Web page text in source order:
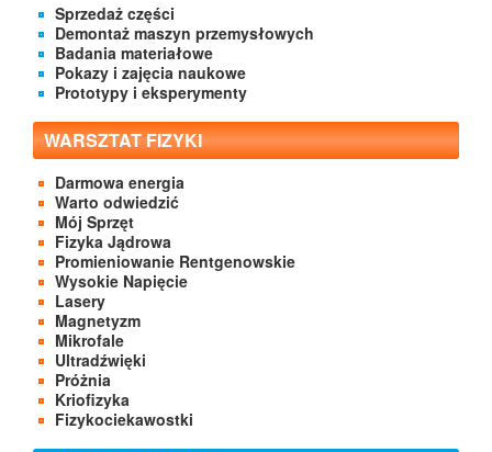
Sprzedaż części
Demontaż maszyn przemysłowych
Badania materiałowe
Pokazy i zajęcia naukowe
Prototypy i eksperymenty
WARSZTAT FIZYKI
Darmowa energia
Warto odwiedzić
Mój Sprzęt
Fizyka Jądrowa
Promieniowanie Rentgenowskie
Wysokie Napięcie
Lasery
Magnetyzm
Mikrofale
Ultradźwięki
Próżnia
Kriofizyka
Fizykociekawostki